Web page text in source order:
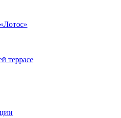
террасе